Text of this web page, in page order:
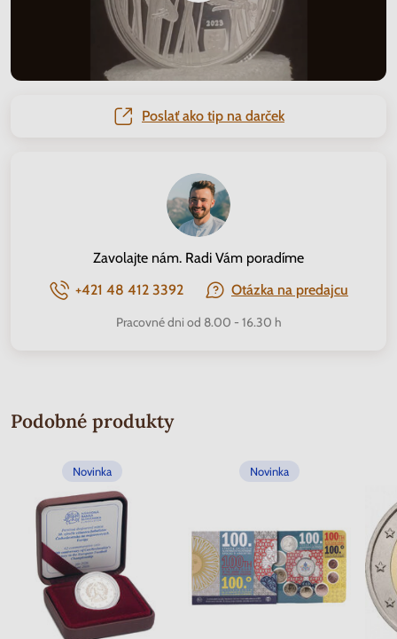
Poslať ako tip na darček
Zavolajte nám. Radi Vám poradíme
+421 48 412 3392
Otázka na predajcu
Pracovné dni od 8.00 - 16.30 h
Podobné produkty
Novinka Novinka